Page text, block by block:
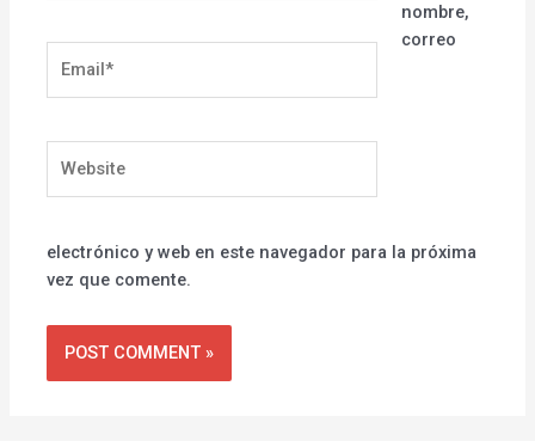
nombre,
correo
electrónico y web en este navegador para la próxima
vez que comente.